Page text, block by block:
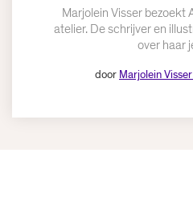
Marjolein Visser bezoekt
atelier. De schrijver en
over haar
door Marjolein Visser